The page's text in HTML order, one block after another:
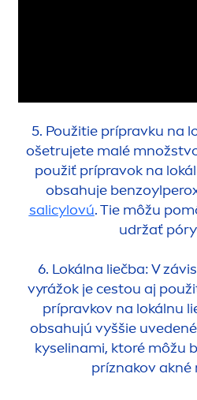
5. Použitie prípravku na
ošetrujete malé
použiť prípravok na
obsahuje
salicylovú. Tie môžu
udržať
6. Lokálna liečba: V
vyrážok je cestou aj
prípravkov na lokálnu
obsahujú vyššie
kyselinami, ktoré môžu
príznakov akné